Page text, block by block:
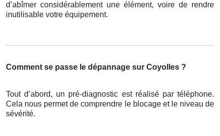
d’abîmer considérablement une élément, voire de rendre
inutilisable votre équipement.
Comment se passe le dépannage sur Coyolles ?
Tout d’abord, un pré-diagnostic est réalisé par téléphone.
Cela nous permet de comprendre le blocage et le niveau de
sévérité.